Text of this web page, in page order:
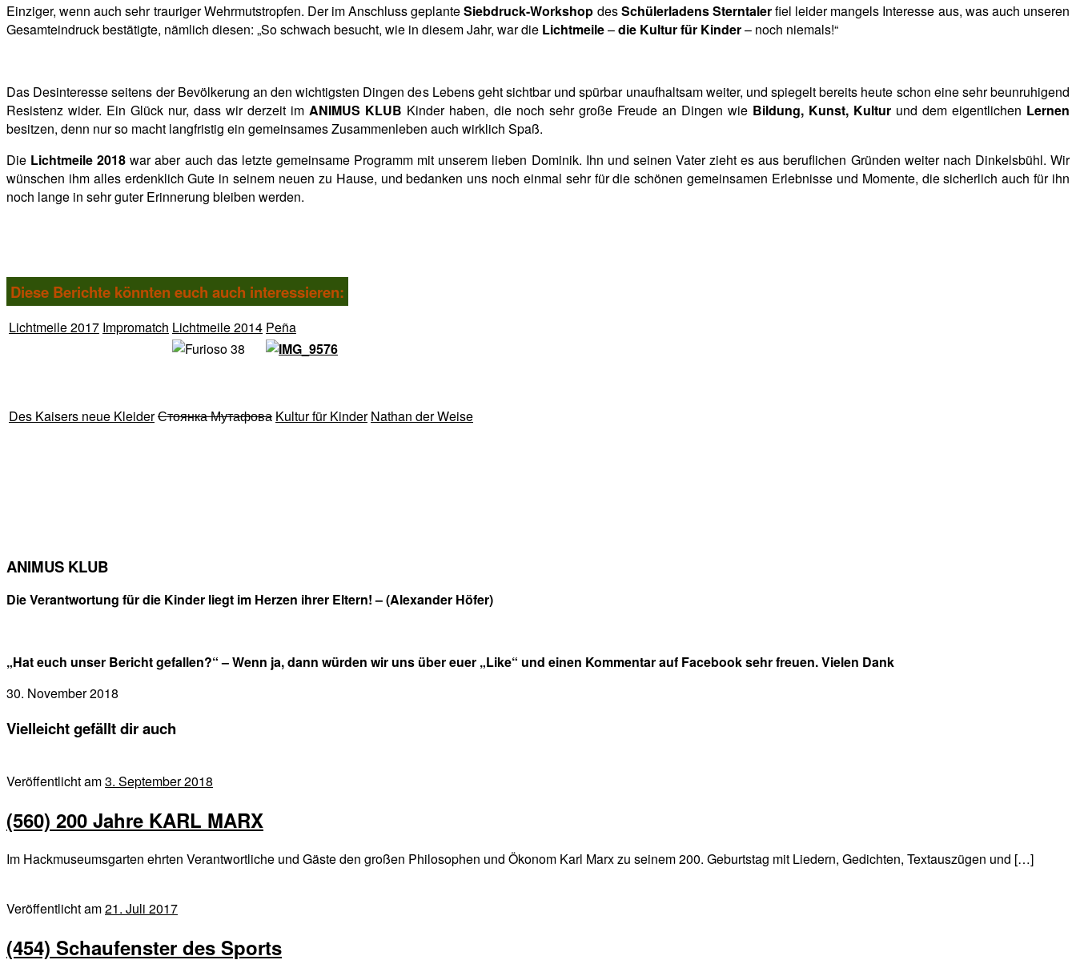
Einziger, wenn auch sehr trauriger Wehrmutstropfen. Der im Anschluss geplanteSiebdruck-Workshop desSchülerladens Sterntalerfiel leider mangels Interesse aus, was auch unseren
Gesamteindruck bestätigte, nämlich diesen: „So schwach besucht, wie in diesem Jahr, war die Lichtmeile–die Kultur für Kinder– noch niemals!“
Das Desinteresse seitens der Bevölkerung an den wichtigsten Dingen des Lebens geht sichtbar und spürbar unaufhaltsam weiter, und spiegelt bereits heute schon eine sehr beunruhigend
Resistenz wider. Ein Glück nur, dass wir derzeit imANIMUS KLUB Kinder haben, die noch sehr große Freude an Dingen wie Bildung, Kunst, Kulturund dem eigentlichen Lernen
besitzen, denn nur so macht langfristig ein gemeinsames Zusammenleben auch wirklich Spaß.
Die Lichtmeile 2018 war aber auch das letzte gemeinsame Programm mit unserem lieben Dominik. Ihn und seinen Vater zieht es aus beruflichen Gründen weiter nach Dinkelsbühl. Wir
wünschen ihm alles erdenklich Gute in seinem neuen zu Hause, und bedanken uns noch einmal sehr für die schönen gemeinsamen Erlebnisse und Momente, die sicherlich auch für ihn
noch lange in sehr guter Erinnerung bleiben werden.
Diese Berichte könnten euch auch interessieren:
Lichtmeile 2017 Impromatch Lichtmeile 2014 Peña
Des Kaisers neue KleiderСтоянка Мутафова Kultur für Kinder Nathan der Weise
ANIMUS KLUB
Die Verantwortung für die Kinder liegt im Herzen ihrer Eltern! – (Alexander Höfer)
„Hat euch unser Bericht gefallen?“ – Wenn ja, dann würden wir uns über euer „Like“ und einen Kommentar auf Facebook sehr freuen. Vielen Dank
30. November 2018
Vielleicht gefällt dir auch
Veröffentlicht am3. September 2018
(560) 200 Jahre KARL MARX
Im Hackmuseumsgarten ehrten Verantwortliche und Gäste den großen Philosophen und Ökonom Karl Marx zu seinem 200. Geburtstag mit Liedern, Gedichten, Textauszügen und […]
Veröffentlicht am21. Juli 2017
(454) Schaufenster des Sports